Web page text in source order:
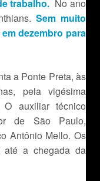
trabalho. No ano
Sem muito
dezembro para
a Ponte Preta, às
pela vigésima
O auxiliar técnico
de São Paulo,
Antônio Mello. Os
até a chegada da